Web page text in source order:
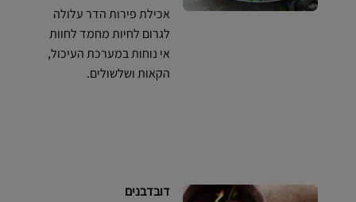
אכילת פירות הדר עלולה
לגרום לחיות מחמד לחוות
אי נוחות במערכת העיכול,
הקאות ושלשולים.
דובדבנים